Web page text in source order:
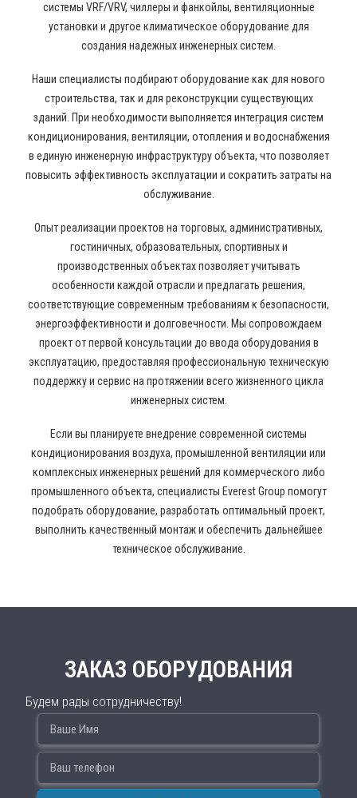
системы VRF/VRV, чиллеры и фанкойлы, вентиляционные
установки и другое климатическое оборудование для
создания надежных инженерных систем.
Наши специалисты подбирают оборудование как для нового
строительства, так и для реконструкции существующих
зданий. При необходимости выполняется интеграция систем
кондиционирования, вентиляции, отопления и водоснабжения
в единую инженерную инфраструктуру объекта, что позволяет
повысить эффективность эксплуатации и сократить затраты на
обслуживание.
Опыт реализации проектов на торговых, административных,
гостиничных, образовательных, спортивных и
производственных объектах позволяет учитывать
особенности каждой отрасли и предлагать решения,
соответствующие современным требованиям к безопасности,
энергоэффективности и долговечности. Мы сопровождаем
проект от первой консультации до ввода оборудования в
эксплуатацию, предоставляя профессиональную техническую
поддержку и сервис на протяжении всего жизненного цикла
инженерных систем.
Если вы планируете внедрение современной системы
кондиционирования воздуха, промышленной вентиляции или
комплексных инженерных решений для коммерческого либо
промышленного объекта, специалисты Everest Group помогут
подобрать оборудование, разработать оптимальный проект,
выполнить качественный монтаж и обеспечить дальнейшее
техническое обслуживание.
ЗАКАЗ ОБОРУДОВАНИЯ
Будем рады сотрудничеству!